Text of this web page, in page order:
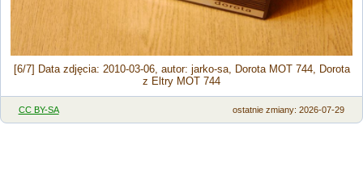
[6/7] Data zdjęcia: 2010-03-06, autor: jarko-sa, Dorota MOT 744, Dorota
z Eltry MOT 744
CC BY-SA ostatnie zmiany: 2026-07-29